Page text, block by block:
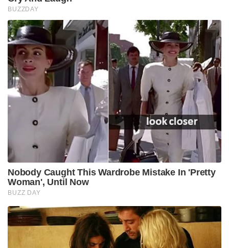
BUZZDAY
Nobody Caught This Wardrobe Mistake In 'Pretty
Woman', Until Now
BUZZ DAY